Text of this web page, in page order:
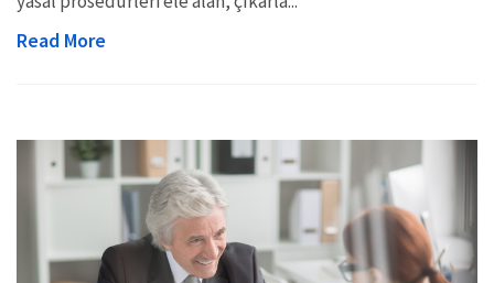
Read More